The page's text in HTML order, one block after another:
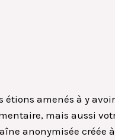
amenés à y
mais aussi
anonymisée